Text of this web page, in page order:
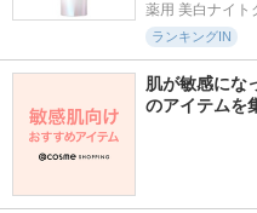
薬用 美白ナイト
ランキングIN
肌が敏感にな
のアイテムを